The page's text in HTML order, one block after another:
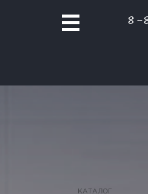
8-
КАТАЛОГ